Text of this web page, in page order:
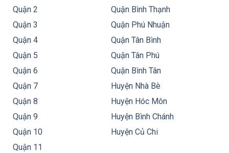
Quận 2
Quận 3
Quận 4
Quận 5
Quận 6
Quận 7
Quận 8
Quận 9
Quận 10
Quận 11
Quận Bình Thạnh
Quận Phú Nhuận
Quận Tân Bình
Quận Tân Phú
Quận Bình Tân
Huyện Nhà Bè
Huyện Hóc Môn
Huyện Bình Chánh
Huyện Củ Chi